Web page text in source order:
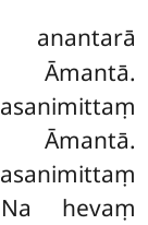
anantarā
Āmantā.
Āmantā.
hevaṃ